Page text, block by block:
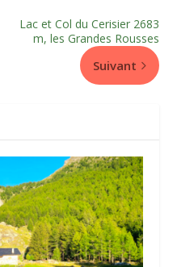
Lac et Col du Cerisier 2683
m, les Grandes Rousses
Suivant